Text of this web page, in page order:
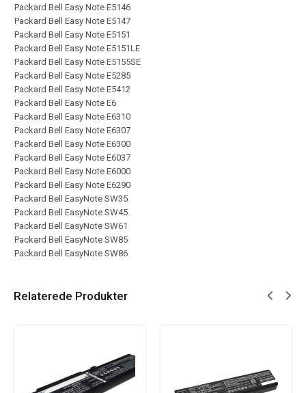
Packard Bell Easy Note E5146
Packard Bell Easy Note E5147
Packard Bell Easy Note E5151
Packard Bell Easy Note E5151LE
Packard Bell Easy Note E5155SE
Packard Bell Easy Note E5285
Packard Bell Easy Note E5412
Packard Bell Easy Note E6
Packard Bell Easy Note E6310
Packard Bell Easy Note E6307
Packard Bell Easy Note E6300
Packard Bell Easy Note E6037
Packard Bell Easy Note E6000
Packard Bell Easy Note E6290
Packard Bell EasyNote SW35
Packard Bell EasyNote SW45
Packard Bell EasyNote SW61
Packard Bell EasyNote SW85
Packard Bell EasyNote SW86
Relaterede Produkter